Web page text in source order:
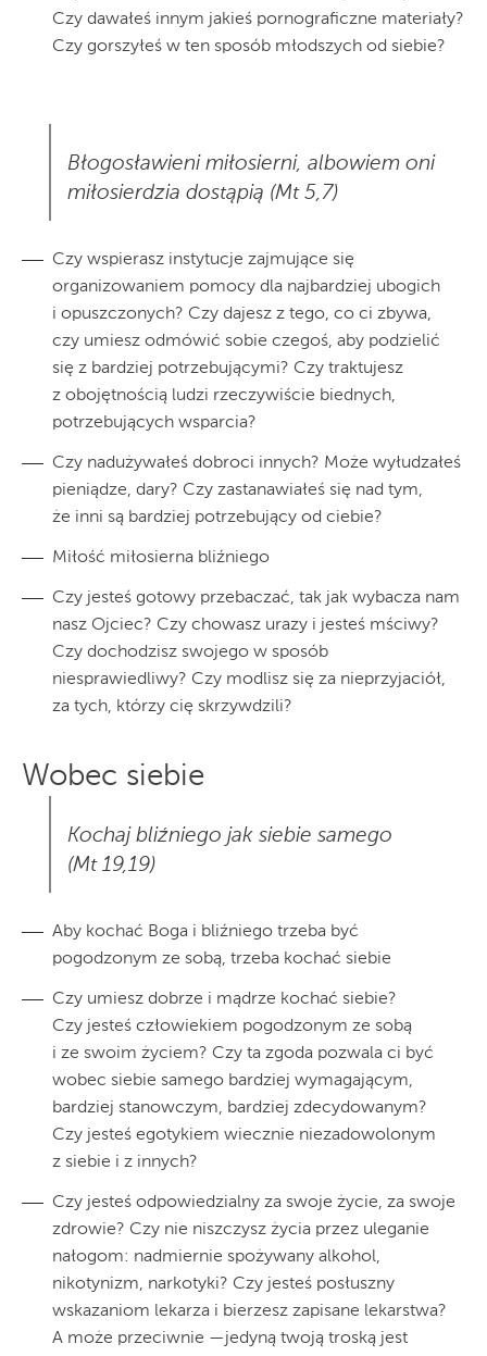
Czy dawałeś innym jakieś pornograficzne materiały?
Czy gorszyłeś w ten sposób młodszych od siebie?
Błogosławieni miłosierni, albowiem oni
miłosierdzia dostąpią (Mt 5,7)
Czy wspierasz instytucje zajmujące się
organizowaniem pomocy dla najbardziej ubogich
i opuszczonych? Czy dajesz z tego, co ci zbywa,
czy umiesz odmówić sobie czegoś, aby podzielić
się z bardziej potrzebującymi? Czy traktujesz
z obojętnością ludzi rzeczywiście biednych,
potrzebujących wsparcia?
Czy nadużywałeś dobroci innych? Może wyłudzałeś
pieniądze, dary? Czy zastanawiałeś się nad tym,
że inni są bardziej potrzebujący od ciebie?
Miłość miłosierna bliźniego
Czy jesteś gotowy przebaczać, tak jak wybacza nam
nasz Ojciec? Czy chowasz urazy i jesteś mściwy?
Czy dochodzisz swojego w sposób
niesprawiedliwy? Czy modlisz się za nieprzyjaciół,
za tych, którzy cię skrzywdzili?
Wobec siebie
Kochaj bliźniego jak siebie samego
(Mt 19,19)
Aby kochać Boga i bliźniego trzeba być
pogodzonym ze sobą, trzeba kochać siebie
Czy umiesz dobrze i mądrze kochać siebie?
Czy jesteś człowiekiem pogodzonym ze sobą
i ze swoim życiem? Czy ta zgoda pozwala ci być
wobec siebie samego bardziej wymagającym,
bardziej stanowczym, bardziej zdecydowanym?
Czy jesteś egotykiem wiecznie niezadowolonym
z siebie i z innych?
Czy jesteś odpowiedzialny za swoje życie, za swoje
zdrowie? Czy nie niszczysz życia przez uleganie
nałogom: nadmiernie spożywany alkohol,
nikotynizm, narkotyki? Czy jesteś posłuszny
wskazaniom lekarza i bierzesz zapisane lekarstwa?
A może przeciwnie —jedyną twoją troską jest